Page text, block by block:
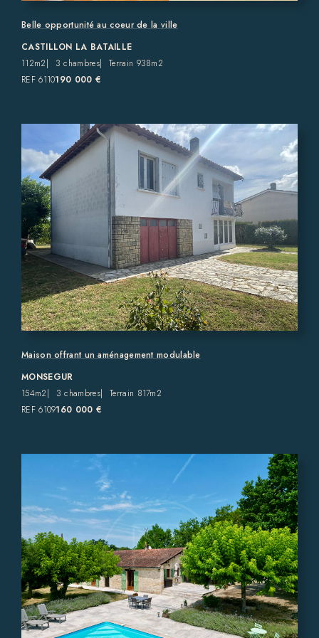
Belle opportunité au coeur de la ville
CASTILLON LA BATAILLE
112m2
3 chambres
Terrain 938m2
REF 6110190 000 €
Maison offrant un aménagement modulable
MONSEGUR
154m2
3 chambres
Terrain 817m2
REF 6109160 000 €